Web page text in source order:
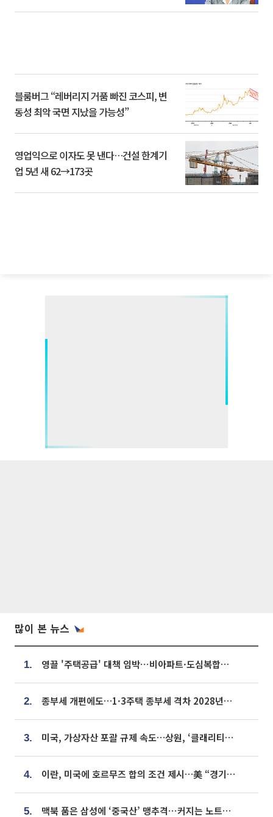
블룸버그 “레버리지 거품 빠진 코스피, 변
동성 최악 국면 지났을 가능성”
영업익으로 이자도 못 낸다…건설 한계기
업 5년 새 62→173곳
많이 본 뉴스
1. 영끌 '주택공급' 대책 임박⋯비아파트·도심복합까지 총동원
2. 종부세 개편에도…1·3주택 종부세 격차 2028년부터 확대
3. 미국, 가상자산 포괄 규제 속도…상원, ‘클래리티법’ 9월 절차투표 추진
4. 이란, 미국에 호르무즈 합의 조건 제시…美 “경기 아직 안 끝나” [종합]
5. 맥북 품은 삼성에 ‘중국산’ 맹추격⋯커지는 노트북 OLED 시장